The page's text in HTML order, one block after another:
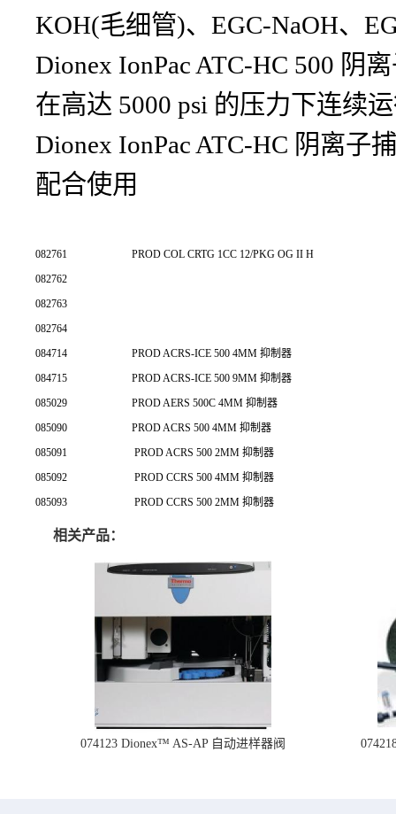
KOH(毛细管)、EGC-NaOH、
Dionex IonPac ATC-HC 500 阴
在高达 5000 psi 的压力下连续
Dionex IonPac ATC-HC 阴离
配合使用
082761
PROD COL CRTG 1CC 12/PKG OG II H
082762
082763
082764
084714
PROD ACRS-ICE 500 4MM 抑制器
084715
PROD ACRS-ICE 500 9MM 抑制器
085029
PROD AERS 500C 4MM 抑制器
085090
PROD ACRS 500 4MM 抑制器
085091
PROD ACRS 500 2MM 抑制器
085092
PROD CCRS 500 4MM 抑制器
085093
PROD CCRS 500 2MM 抑制器
相关产品：
074123 Dionex™ AS-AP 自动进样器阀